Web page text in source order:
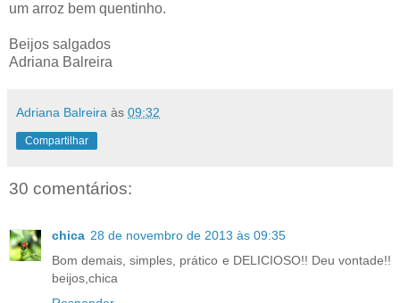
um arroz bem quentinho.
Beijos salgados
Adriana Balreira
Adriana Balreira às 09:32
Compartilhar
30 comentários:
chica 28 de novembro de 2013 às 09:35
Bom demais, simples, prático e DELICIOSO!! Deu vontade!!
beijos,chica